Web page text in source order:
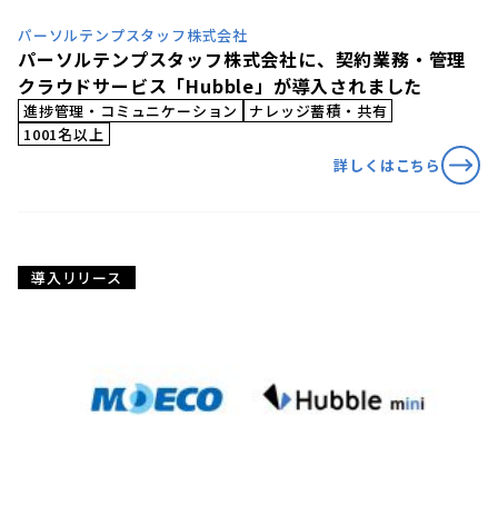
パーソルテンプスタッフ株式会社
パーソルテンプスタッフ株式会社に、契約業務・管理
クラウドサービス「Hubble」が導入されました
進捗管理・コミュニケーション
ナレッジ蓄積・共有
1001名以上
詳しくはこちら
導入リリース